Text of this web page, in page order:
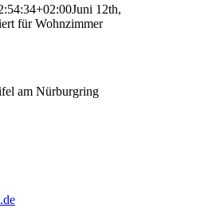
Juni 12th,
für Wohnzimmer
am Nürburgring